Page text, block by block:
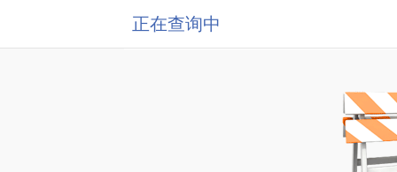
正在查询中